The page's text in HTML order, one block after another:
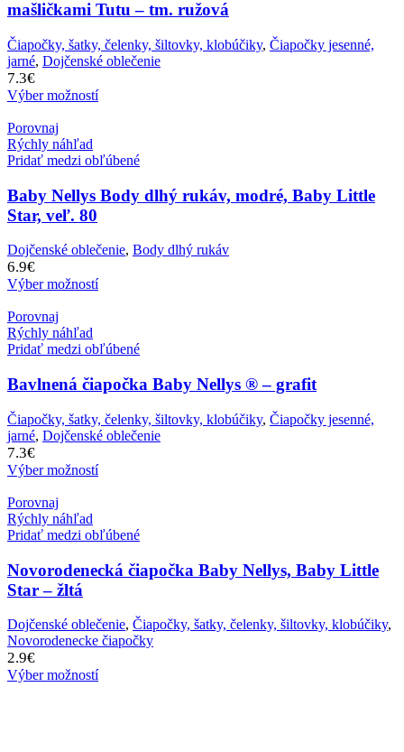
mašličkami Tutu – tm. ružová
Čiapočky, šatky, čelenky, šiltovky, klobúčiky, Čiapočky jesenné,
jarné, Dojčenské oblečenie
7.3€
Výber možností
Porovnaj
Rýchly náhľad
Pridať medzi obľúbené
Baby Nellys Body dlhý rukáv, modré, Baby Little
Star, veľ. 80
Dojčenské oblečenie, Body dlhý rukáv
6.9€
Výber možností
Porovnaj
Rýchly náhľad
Pridať medzi obľúbené
Bavlnená čiapočka Baby Nellys ® – grafit
Čiapočky, šatky, čelenky, šiltovky, klobúčiky, Čiapočky jesenné,
jarné, Dojčenské oblečenie
7.3€
Výber možností
Porovnaj
Rýchly náhľad
Pridať medzi obľúbené
Novorodenecká čiapočka Baby Nellys, Baby Little
Star – žltá
Dojčenské oblečenie, Čiapočky, šatky, čelenky, šiltovky, klobúčiky,
Novorodenecke čiapočky
2.9€
Výber možností